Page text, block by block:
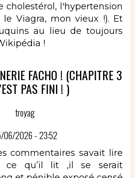
cholestérol, l'hypertension
le Viagra, mon vieux !). Et
au lieu de toujours
!
FACHO ! (CHAPITRE 3
PAS FINI ! )
troyag
06/2026 - 23:52
commentaires savait lire
ce qu’il lit ,il se serait